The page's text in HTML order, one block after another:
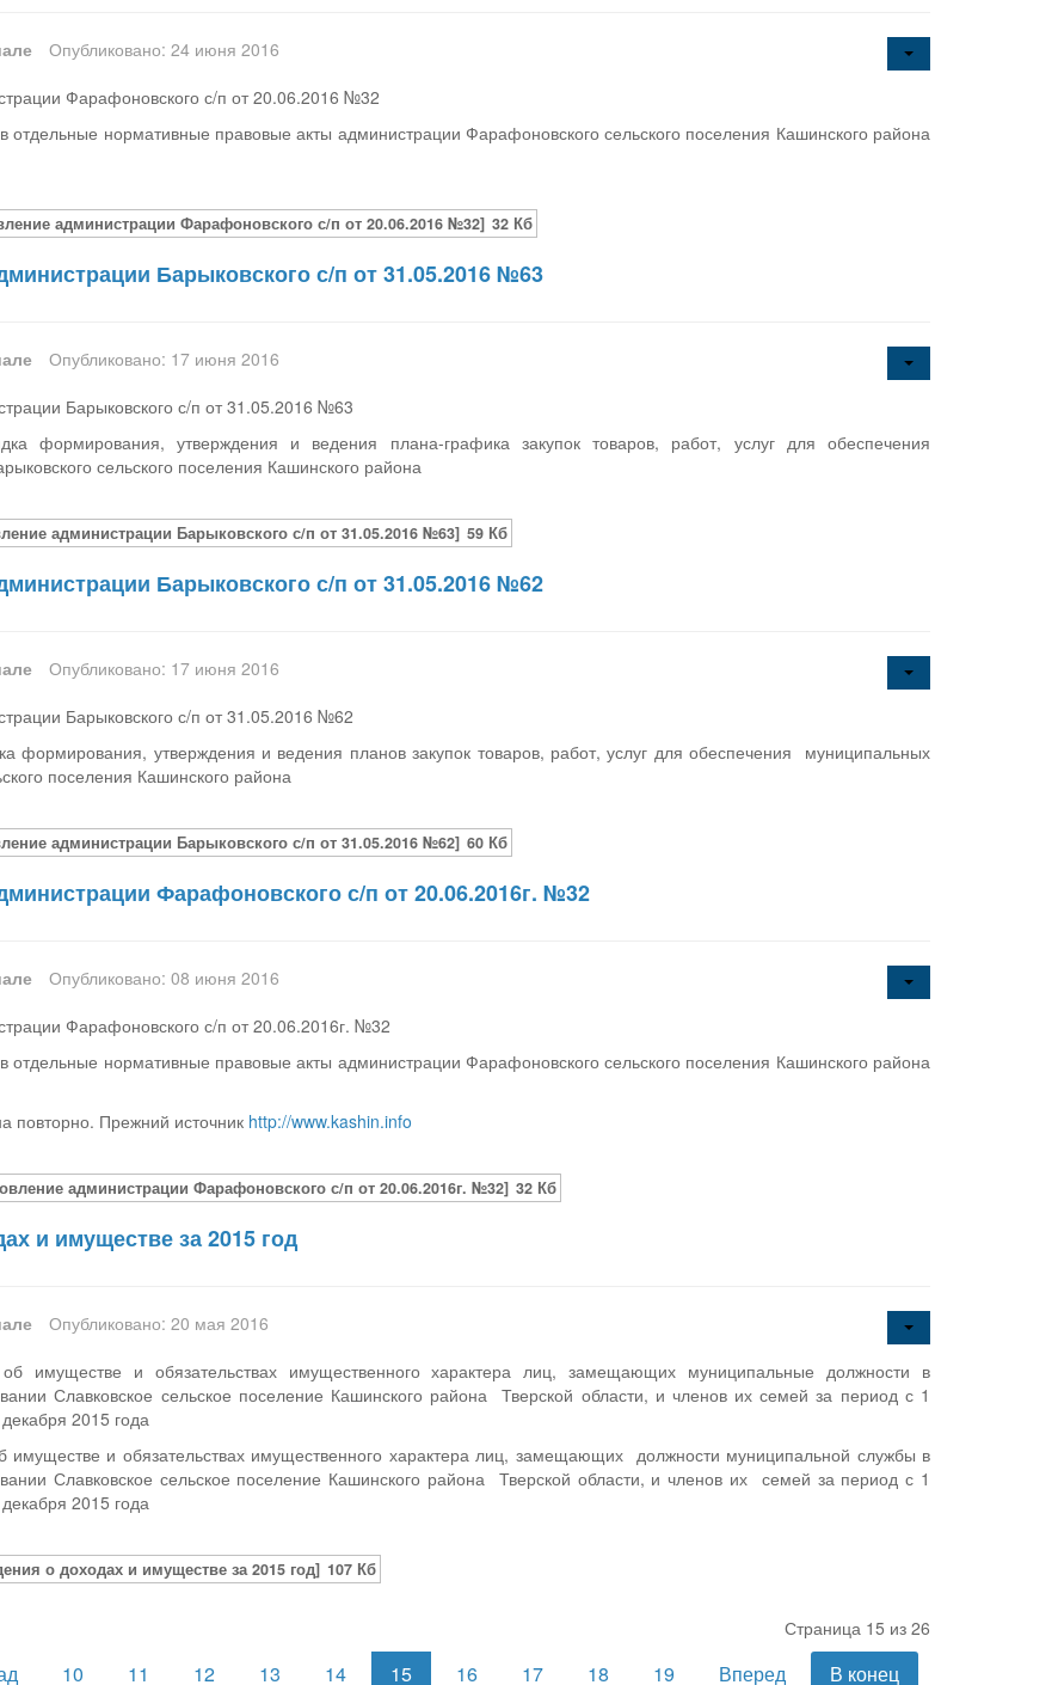
Опубликовано: 24 июня 2016
Фарафоновского с/п от 20.06.2016 №32
отдельные нормативные правовые акты администрации Фарафоновского сельского поселения Кашинского района
администрации Фарафоновского с/п от 20.06.2016 №32] 32 Кб
Барыковского с/п от 31.05.2016 №63
Опубликовано: 17 июня 2016
Барыковского с/п от 31.05.2016 №63
формирования, утверждения и ведения плана-графика закупок товаров, работ, услуг для обеспечения
сельского поселения Кашинского района
администрации Барыковского с/п от 31.05.2016 №63] 59 Кб
Барыковского с/п от 31.05.2016 №62
Опубликовано: 17 июня 2016
Барыковского с/п от 31.05.2016 №62
формирования, утверждения и ведения планов закупок товаров, работ, услуг для обеспечения муниципальных
поселения Кашинского района
администрации Барыковского с/п от 31.05.2016 №62] 60 Кб
Фарафоновского с/п от 20.06.2016г. №32
Опубликовано: 08 июня 2016
Фарафоновского с/п от 20.06.2016г. №32
отдельные нормативные правовые акты администрации Фарафоновского сельского поселения Кашинского района
Прежний источник http://www.kashin.info
администрации Фарафоновского с/п от 20.06.2016г. №32] 32 Кб
и имуществе за 2015 год
Опубликовано: 20 мая 2016
имуществе и обязательствах имущественного характера лиц, замещающих муниципальные должности в
Славковское сельское поселение Кашинского района Тверской области, и членов их семей за период с 1
2015 года
имуществе и обязательствах имущественного характера лиц, замещающих должности муниципальной службы в
Славковское сельское поселение Кашинского района Тверской области, и членов их семей за период с 1
2015 года
о доходах и имуществе за 2015 год] 107 Кб
Страница 15 из 26
10 11 12 13 14 15 16 17 18 19 Вперед В конец